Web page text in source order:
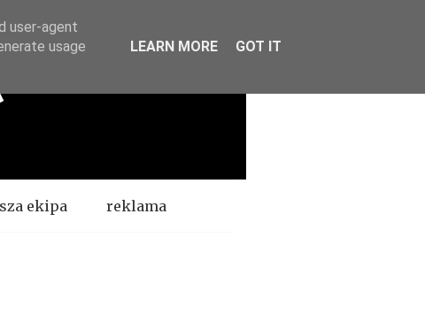
ekipa reklama
user-agent
usage
LEARN MORE GOT IT